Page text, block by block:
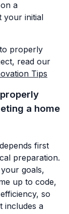
a
your initial
properly
read our
Tips
a home
first
preparation.
goals,
up to code,
so
includes a